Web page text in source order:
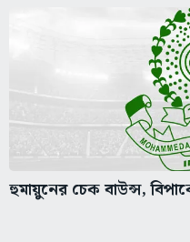
হুমায়ুনের চেক বাউন্স,